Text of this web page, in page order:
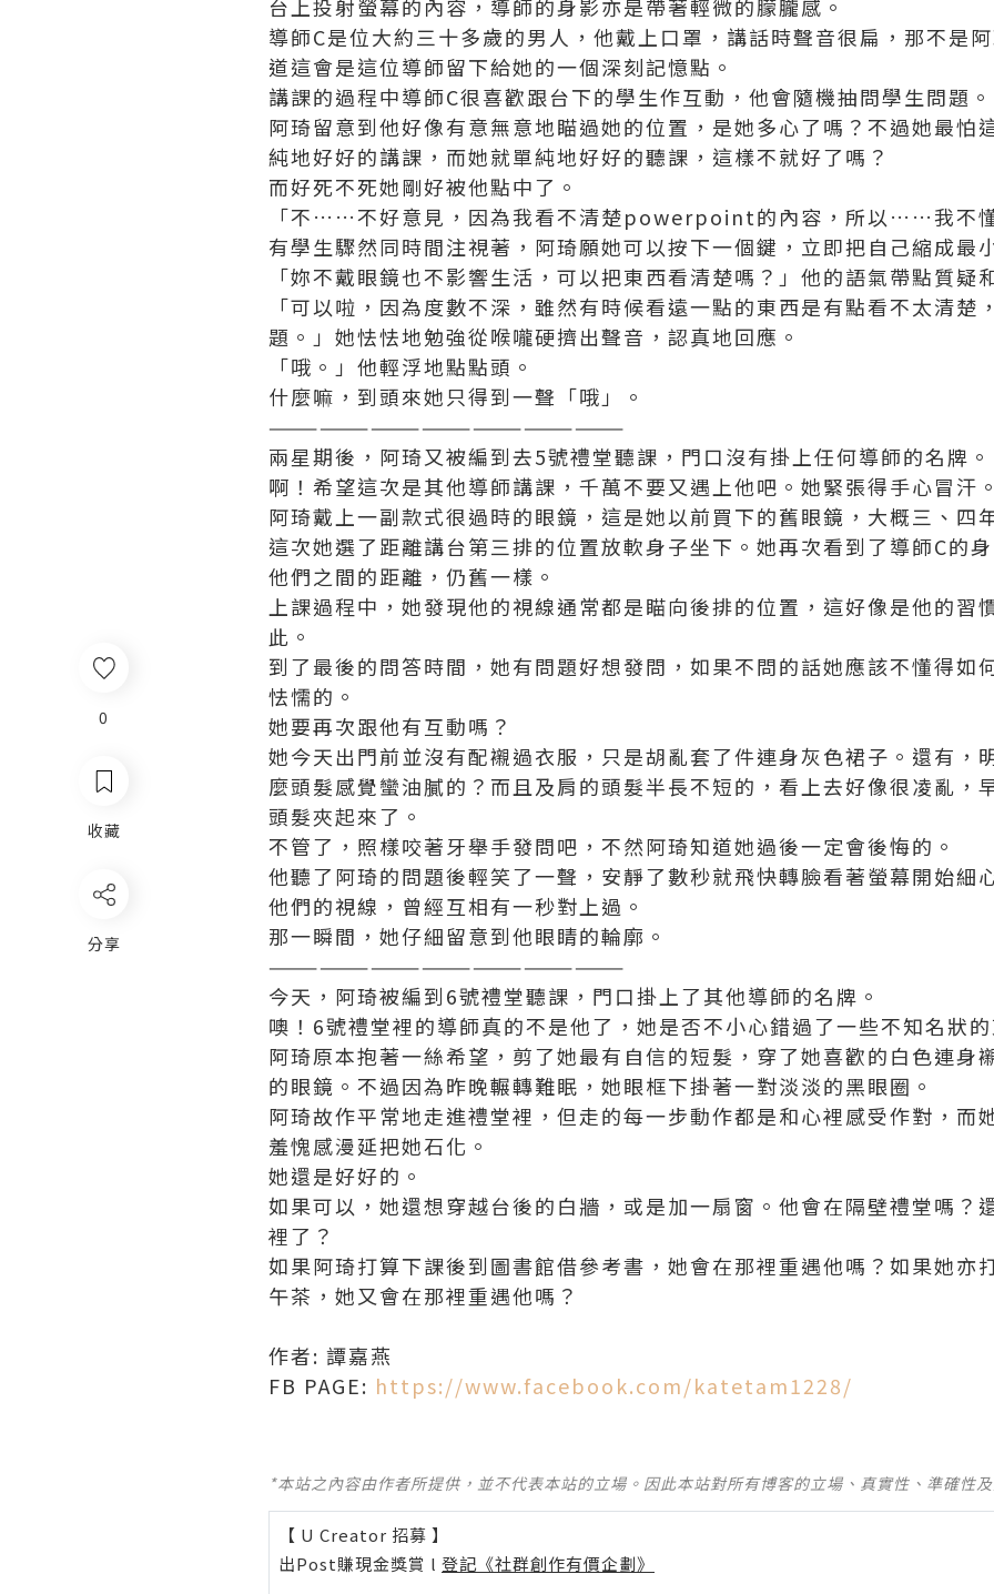
0
收藏
分享
台上投射螢幕的內容，導師的身影亦是帶著輕微的朦朧感。
導師C是位大約三十多歲的男人，他戴上口罩，講話時聲音很扁，那不是
道這會是這位導師留下給她的一個深刻記憶點。
講課的過程中導師C很喜歡跟台下的學生作互動，他會隨機抽問學生問題。
阿琦留意到他好像有意無意地瞄過她的位置，是她多心了嗎？不過她最怕
純地好好的講課，而她就單純地好好的聽課，這樣不就好了嗎？
而好死不死她剛好被他點中了。
「不……不好意見，因為我看不清楚powerpoint的內容，所以……我不
有學生驟然同時間注視著，阿琦願她可以按下一個鍵，立即把自己縮成最
「妳不戴眼鏡也不影響生活，可以把東西看清楚嗎？」他的語氣帶點質疑
「可以啦，因為度數不深，雖然有時候看遠一點的東西是有點看不太清楚
題。」她怯怯地勉強從喉嚨硬擠出聲音，認真地回應。
「哦。」他輕浮地點點頭。
什麼嘛，到頭來她只得到一聲「哦」。
—————————————————————
兩星期後，阿琦又被編到去5號禮堂聽課，門口沒有掛上任何導師的名牌。
啊！希望這次是其他導師講課，千萬不要又遇上他吧。她緊張得手心冒汗
阿琦戴上一副款式很過時的眼鏡，這是她以前買下的舊眼鏡，大概三、四
這次她選了距離講台第三排的位置放軟身子坐下。她再次看到了導師C的
他們之間的距離，仍舊一樣。
上課過程中，她發現他的視線通常都是瞄向後排的位置，這好像是他的習
此。
到了最後的問答時間，她有問題好想發問，如果不問的話她應該不懂得如
怯懦的。
她要再次跟他有互動嗎？
她今天出門前並沒有配襯過衣服，只是胡亂套了件連身灰色裙子。還有，
麼頭髮感覺蠻油膩的？而且及肩的頭髮半長不短的，看上去好像很凌亂，
頭髮夾起來了。
不管了，照樣咬著牙舉手發問吧，不然阿琦知道她過後一定會後悔的。
他聽了阿琦的問題後輕笑了一聲，安靜了數秒就飛快轉臉看著螢幕開始細
他們的視線，曾經互相有一秒對上過。
那一瞬間，她仔細留意到他眼睛的輪廓。
—————————————————————
今天，阿琦被編到6號禮堂聽課，門口掛上了其他導師的名牌。
噢！6號禮堂裡的導師真的不是他了，她是否不小心錯過了一些不知名狀
阿琦原本抱著一絲希望，剪了她最有自信的短髮，穿了她喜歡的白色連身
的眼鏡。不過因為昨晚輾轉難眠，她眼框下掛著一對淡淡的黑眼圈。
阿琦故作平常地走進禮堂裡，但走的每一步動作都是和心裡感受作對，而
羞愧感漫延把她石化。
她還是好好的。
如果可以，她還想穿越台後的白牆，或是加一扇窗。他會在隔壁禮堂嗎？
裡了？
如果阿琦打算下課後到圖書館借參考書，她會在那裡重遇他嗎？如果她亦
午茶，她又會在那裡重遇他嗎？
作者: 譚嘉燕
FB PAGE: https://www.facebook.com/katetam1228/
*本站之內容由作者所提供，並不代表本站的立場。因此本站對所有博客的立場、真實性、準確性
【 U Creator 招募 】
出Post賺現金獎賞 l 登記《社群創作有價企劃》